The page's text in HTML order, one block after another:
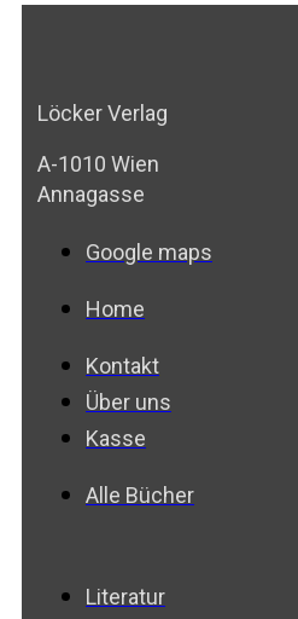
Löcker Verlag
A-1010 Wien
Annagasse
Google maps
Home
Kontakt
Über uns
Kasse
Alle Bücher
Literatur